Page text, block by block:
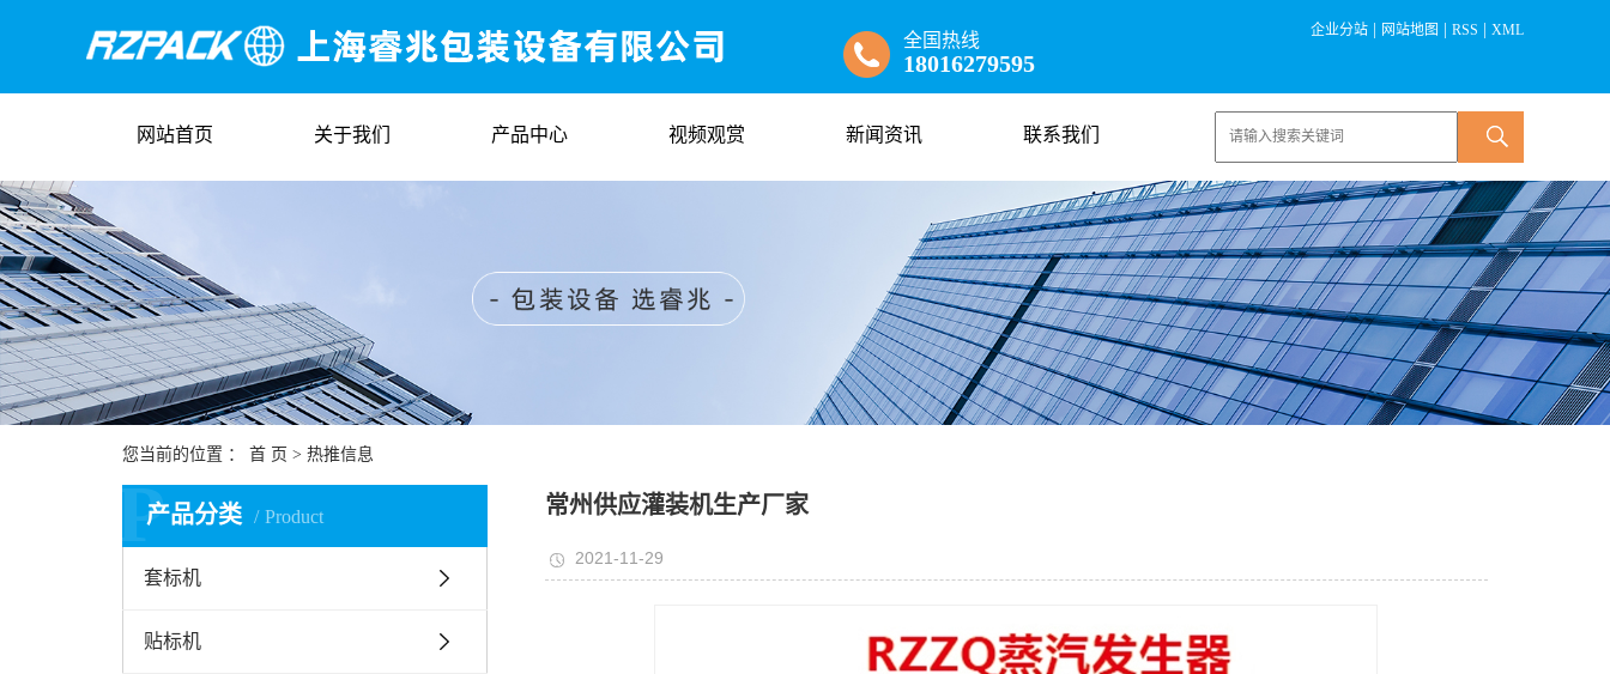
全国热线
18016279595
企业分站 网站地图 RSS XML
网站首页 关于我们 产品中心 视频观赏 新闻资讯 联系我们
您当前的位置 ： 首 页 > 热推信息
产品分类 Product
P
套标机
贴标机
常州供应灌装机生产厂家
2021-11-29